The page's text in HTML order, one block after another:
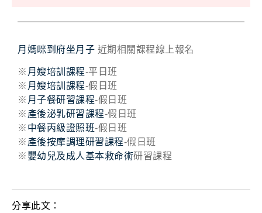
月媽咪到府坐月子 近期相關課程線上報名
※ 月嫂培訓課程-平日班
※ 月嫂培訓課程-假日班
※ 月子餐研習課程-假日班
※ 產後泌乳研習課程-假日班
※ 中餐丙級證照班-假日班
※ 產後按摩調理研習課程-假日班
※ 嬰幼兒及成人基本救命術研習課程
分享此文：